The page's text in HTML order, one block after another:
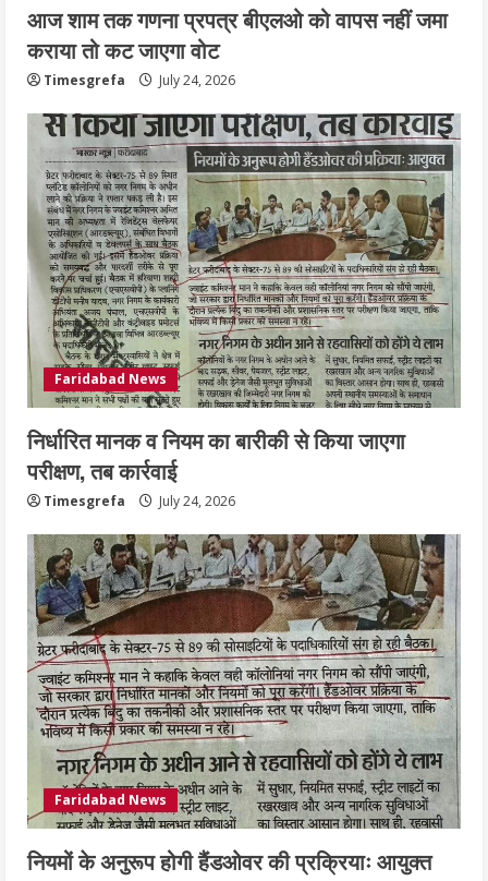
आज शाम तक गणना प्रपत्र बीएलओ को वापस नहीं जमा
कराया तो कट जाएगा वोट
Timesgrefa July 24, 2026
Faridabad News
निर्धारित मानक व नियम का बारीकी से किया जाएगा
परीक्षण, तब कार्रवाई
Timesgrefa July 24, 2026
Faridabad News
नियमों के अनुरूप होगी हैंडओवर की प्रक्रियाः आयुक्त